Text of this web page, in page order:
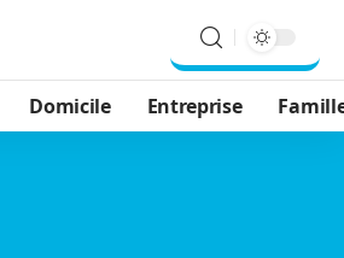
Domicile Entreprise